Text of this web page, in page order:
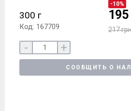
300 г
Код: 167709
-10%
195
217
- +
СООБЩИТЬ О